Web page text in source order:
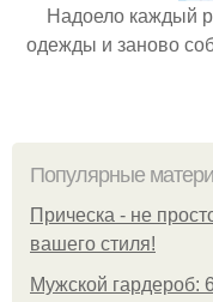
Надоело каждый
одежды и заново
Популярные
Прическа - не
вашего стиля!
Мужской гардероб: